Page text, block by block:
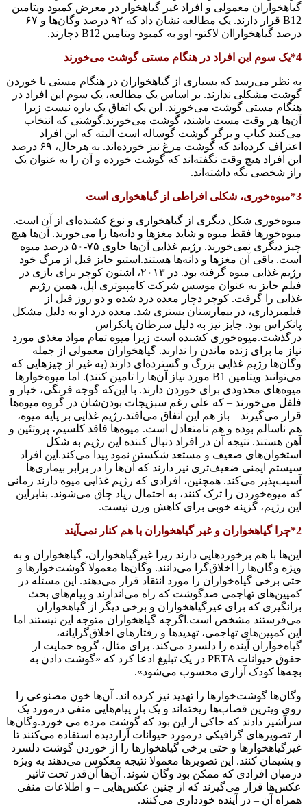
گیاهخواران معمولی و افراد غیر گیاهخوار در معرض کمبود ویتامین
B12 قرار دارند. یک مطالعه نشان داد که ۹۲ درصد وگان‌ها و ۶۷
درصد گیاهخواراان لاکتو- اوو به کمبود ویتامین B12 دچارند.
4*یک سوم این افراد در هنگام مستی گوشت می‌خورند
به نظر می‌رسد که بسیاری از گیاهخواران در هنگام مستی با خوردن
گوشت مشکلی ندارند. بر اساس یک مطالعه، یک سوم این افراد در
هنگام مستی گوشت می‌خورند. این یک اتفاق یک باره نیست زیرا
آن‌ها هر وقت مست باشند، گوشت می‌خورند.گوشتی که انتخاب
می‌کنند کباب و برگر گوشت گوساله است البته که این افراد
اعتراف کرده‌اند که گوشت مرغ نیز خورده‌اند. به هرحال، ۶۹ درصد
این افراد هیچ وقت نگفته‌اند که گوشت خورده‌ و آن را به عنوان یک
راز شخصی نگه داشته‌اند.
3*میوه‌خوری، شکلی افراطی از گیاهخواری است
میوه‌خوری شکل دیگری از گیاهخواری و نوع کشنده‌ای از آن است.
میوه‌خورها فقط میوه و شاید مغزها و دانه‌ها را می‌خورند. آن‌ها هیچ
چیز دیگری نمی‌خورند. رژیم غذایی آن‌ها حاوی ۷۵-۵۰ درصد میوه
است. باقی آن مغزها و دانه‌ها هستند.استیو جابز قبل از مرگ خود
رژیم غذایی میوه گرفته بود. در ۲۰۱۳، اشتون کوچر برای بازی در
فیلم جابز به عنوان موسس شرکت کامپیوتری اپل، همین رژیم
غذایی را گرفت. کوچر دچار معده درد شده و دو روز قبل از
فیلمبرداری، در بیمارستان بستری شد. معده درد او به دلیل مشکل
پانکراس بود. جابز نیز به دلیل سرطان پانکراس
درگذشت.میوه‌خوری کشنده است زیرا میوه تمام مواد مغذی مورد
نیاز ما برای زنده ماندن را ندارند. گیاهخواران معمولی از جمله
وگان‌ها رژیم غذایی بزرگ و گسترده‌ای دارند (به غیر از چیزهایی که
می‌توانند ویتامین B1 مورد نیاز آن‌ها را تامین کنند). اما میوه‌خوارها
میوه‌های محدودی برای خوردن دارند. با این‌که گوجه فرنگی، خیار و
فلفل می‌خورند – که علی رغم سبزیجات بودن‌شان در گروه میوه‌ها
قرار می‌گیرند – باز هم این اتفاق می‌افتد.رژیم غذایی بر پایه میوه،
هم ناسالم بوده و هم نامتعادل است. میوه‌ها فاقد کلسیم، پروتئین و
آهن هستند. نتیجه آن در افراد دنبال کننده این رژیم به شکل
استخوان‌های ضعیف و مستعد شکستن نمود پیدا می‌کند.این افراد
سیستم ایمنی ضعیف‌تری نیز دارند که آن‌ها را در برابر بیماری‌ها
آسیب‌پذیر می‌کند. همچنین، افرادی که رژیم غذایی میوه دارند زمانی
که میوه‌خوردن را ترک کنند، به احتمال زیاد چاق می‌شوند. بنابراین
این رژیم، گزینه خوبی برای کاهش وزن نیست.
2*چرا گیاهخواران و غیر گیاهخواران با هم کنار نمی‌آیند
این‌ها با هم برخوردهایی دارند زیرا غیرگیاهخواران، گیاهخواران و به
ویژه وگان‌ها را اخلاق‌گرا می‌دانند. وگان‌ها معمولا گوشت‌خوارها و
حتی برخی گیاه‌خواران را مورد انتقاد قرار می‌دهند. این مسئله در
کمپین‌های تهاجمی ضدگوشت که راه می‌اندارند و پیام‌های بحث‌
برانگیزی که برای غیرگیاهخواران و برخی دیگر از گیاهخواران
می‌فرستند مشخص است.اگرچه گیاهخواران متوجه این نیستند اما
این کمپین‌های تهاجمی، تهدیدها و رفتارهای اخلاق‌گرایانه،
گیاه‌خواران آینده را دلسرد می‌کند. برای مثال، گروه حمایت از
حقوق حیوانات PETA در یک تبلیغ ادعا کرد که «گوشت دادن به
بچه‌ها کودک آزاری محسوب می‌شود».
وگان‌ها گوشت‌خوارها را تهدید نیز کرده اند. آن‌ها خون مصنوعی را
روی ویترین قصاب‌ها ریخته‌اند و یک بار پیام‌هایی منفی درمورد یک
سرآشپز دادند که حاکی از این بود که گوشت مرده می خورد.وگان‌ها
از تصویرهای گرافیکی درمورد حیوانات آزاردیده استفاده می‌کنند تا
غیرگیاهخوارها و حتی برخی گیاهخوارها را از خوردن گوشت دلسرد
و پشیمان کنند. این تصویرها معمولا نتیجه معکوس می‌دهند به ویژه
درمیان افرادی که ممکن بود وگان شوند. آن‌ها آن‌قدر تحت تاثیر
عکس‌‌ها قرار می‌گیرند که از چنین عکس‌هایی – و اطلاعات منفی
همراه آن – در آینده خودداری می‌کنند.